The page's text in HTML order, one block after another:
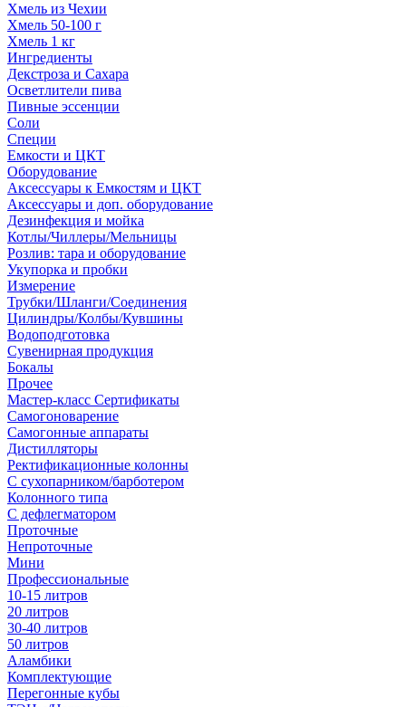
Хмель из Чехии
Хмель 50-100 г
Хмель 1 кг
Ингредиенты
Декстроза и Сахара
Осветлители пива
Пивные эссенции
Соли
Специи
Емкости и ЦКТ
Оборудование
Аксессуары к Емкостям и ЦКТ
Аксессуары и доп. оборудование
Дезинфекция и мойка
Котлы/Чиллеры/Мельницы
Розлив: тара и оборудование
Укупорка и пробки
Измерение
Трубки/Шланги/Соединения
Цилиндры/Колбы/Кувшины
Водоподготовка
Сувенирная продукция
Бокалы
Прочее
Мастер-класс Сертификаты
Самогоноварение
Самогонные аппараты
Дистилляторы
Ректификационные колонны
С сухопарником/барботером
Колонного типа
С дефлегматором
Проточные
Непроточные
Мини
Профессиональные
10-15 литров
20 литров
30-40 литров
50 литров
Аламбики
Комплектующие
Перегонные кубы